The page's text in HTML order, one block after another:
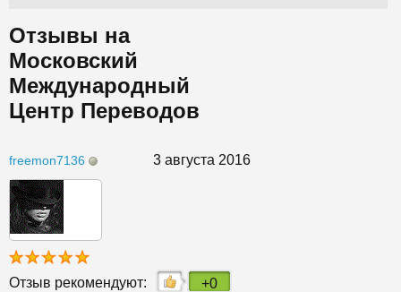
Отзывы на
Московский
Международный
Центр Переводов
freemon7136 3 августа 2016
Отзыв рекомендуют: +0